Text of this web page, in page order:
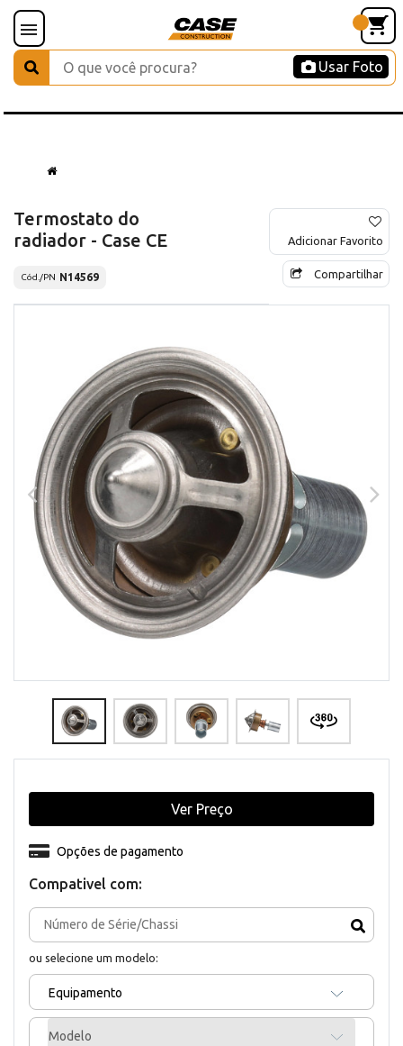
Usar Foto
Termostato do
radiador - Case CE
Cód./PN N14569
Adicionar Favorito
Compartilhar
Compativel com:
ou selecione um modelo:
Equipamento
Modelo
Opções de pagamento
Ver Preço